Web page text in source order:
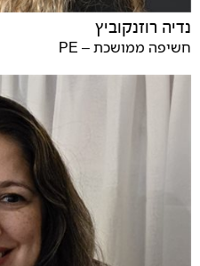
נדיה רוזנקוביץ
חשיפה ממושכת – PE